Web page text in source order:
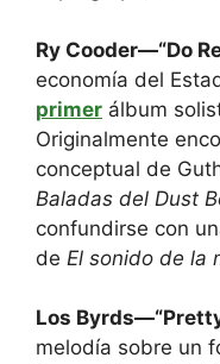
Ry Cooder—“Do
economía del
primer álbum
Originalmente
conceptual de
Baladas del Dust
confundirse con
de El sonido de la
Los
melodía sobre un